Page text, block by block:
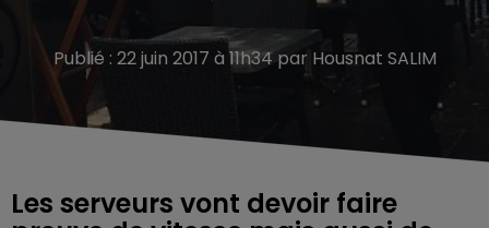
Publié : 22 juin 2017 à 11h34 par Housnat SALIM
Les serveurs vont devoir faire